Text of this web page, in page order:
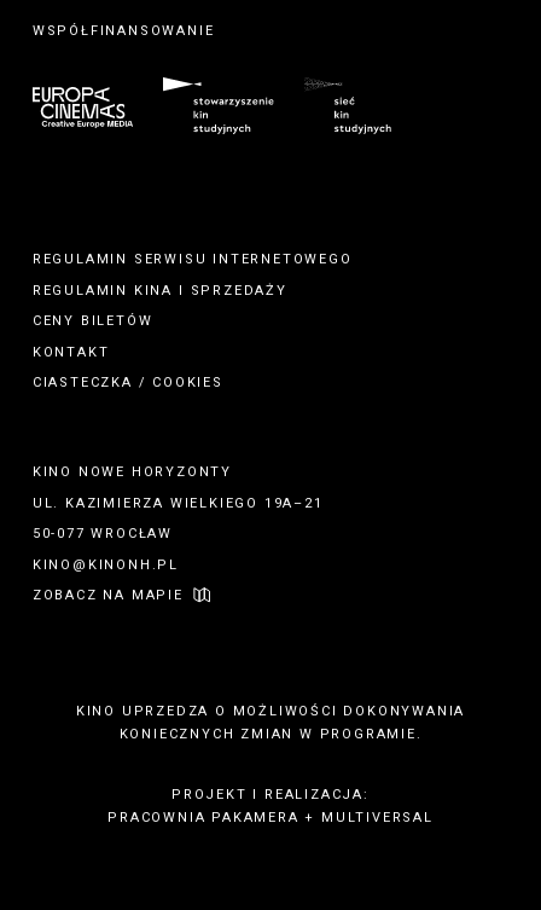
WSPÓŁFINANSOWANIE
REGULAMIN SERWISU INTERNETOWEGO
REGULAMIN KINA I
SPRZEDAŻY
CENY BILETÓW
KONTAKT
CIASTECZKA / COOKIES
KINO NOWE HORYZONTY
UL. KAZIMIERZA WIELKIEGO 19A–21
50-077 WROCŁAW
KINO@KINONH.PL
ZOBACZ NA MAPIE
KINO UPRZEDZA O MOŻLIWOŚCI DOKONYWANIA
KONIECZNYCH ZMIAN W PROGRAMIE.
PROJEKT I REALIZACJA:
PRACOWNIA PAKAMERA + MULTIVERSAL